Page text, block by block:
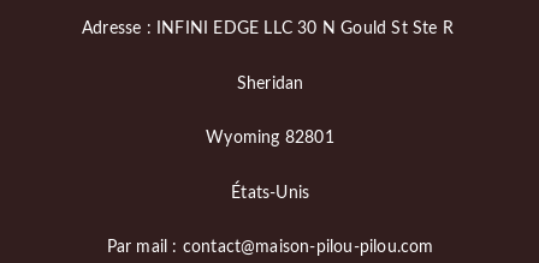
Adresse : INFINI EDGE LLC 30 N Gould St Ste R
Sheridan
Wyoming 82801
États-Unis
Par mail : contact@maison-pilou-pilou.com